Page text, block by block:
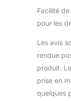
Facilité
pour les
Les avis
rendue
produit.
prise en
quelques